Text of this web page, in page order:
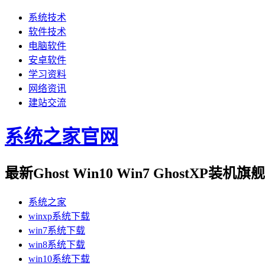
系统技术
软件技术
电脑软件
安卓软件
学习资料
网络资讯
建站交流
系统之家官网
最新Ghost Win10 Win7 GhostXP装机旗
系统之家
winxp系统下载
win7系统下载
win8系统下载
win10系统下载